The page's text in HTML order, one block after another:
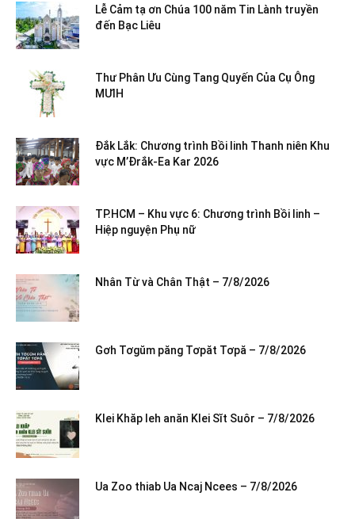
Lễ Cảm tạ ơn Chúa 100 năm Tin Lành truyền
đến Bạc Liêu
Thư Phân Ưu Cùng Tang Quyến Của Cụ Ông
MƯIH
Đắk Lắk: Chương trình Bồi linh Thanh niên Khu
vực M’Đrắk-Ea Kar 2026
TP.HCM – Khu vực 6: Chương trình Bồi linh –
Hiệp nguyện Phụ nữ
Nhân Từ và Chân Thật – 7/8/2026
Gơh Tơgŭm păng Tơpăt Tơpă – 7/8/2026
Klei Khăp leh anăn Klei Sĭt Suôr – 7/8/2026
Ua Zoo thiab Ua Ncaj Ncees – 7/8/2026